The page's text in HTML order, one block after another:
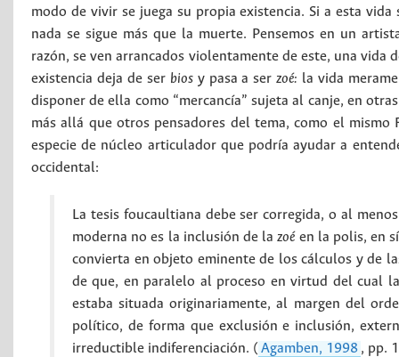
modo de vivir se juega su propia existencia. Si a esta
nada se sigue más que la muerte. Pensemos en un
razón, se ven arrancados violentamente de este, una
existencia deja de ser biosy pasa a serzoé: la vida
disponer de ella como “mercancía” sujeta al canje, en
más allá que otros pensadores del tema, como el
especie de núcleo articulador que podría ayudar a
occidental:
La tesis foucaultiana debe ser corregida, o al
moderna no es la inclusión de lazoéen la polis, en
convierta en objeto eminente de los cálculos y de
de que, en paralelo al proceso en virtud del cual
estaba situada originariamente, al margen del
político, de forma que exclusión e inclusión,
irreductible indiferenciación. ( Agamben, 1998 , pp.